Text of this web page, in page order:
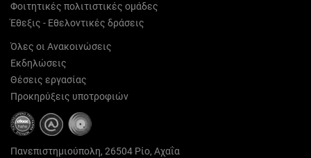
Φοιτητικές πολιτιστικές ομάδες
Έθεξις - Εθελοντικές δράσεις
Όλες οι Ανακοινώσεις
Εκδηλώσεις
Θέσεις εργασίας
Προκηρύξεις υποτροφιών
Πανεπιστημιούπολη, 26504 Ρίο, Αχαΐα